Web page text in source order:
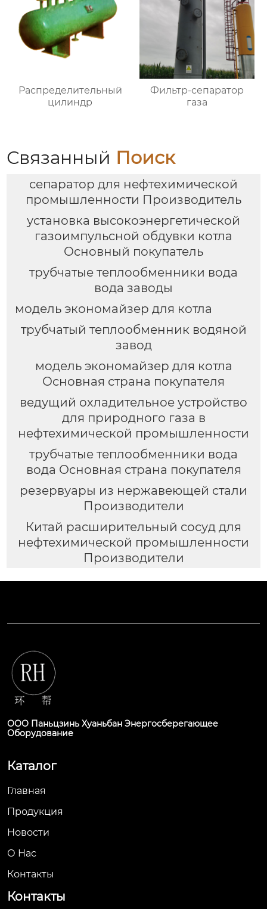
Распределительный
цилиндр
Фильтр-сепаратор
газа
Связанный Поиск
сепаратор для нефтехимической
промышленности Производитель
установка высокоэнергетической
газоимпульсной обдувки котла
Основный покупатель
трубчатые теплообменники вода
вода заводы
модель экономайзер для котла
трубчатый теплообменник водяной
завод
модель экономайзер для котла
Основная страна покупателя
ведущий охладительное устройство
для природного газа в
нефтехимической промышленности
трубчатые теплообменники вода
вода Основная страна покупателя
резервуары из нержавеющей стали
Производители
Китай расширительный сосуд для
нефтехимической промышленности
Производители
ООО Паньцзинь Хуаньбан Энергосберегающее
Оборудование
Каталог
Главная
Продукция
Новости
О Hас
Контакты
Контакты